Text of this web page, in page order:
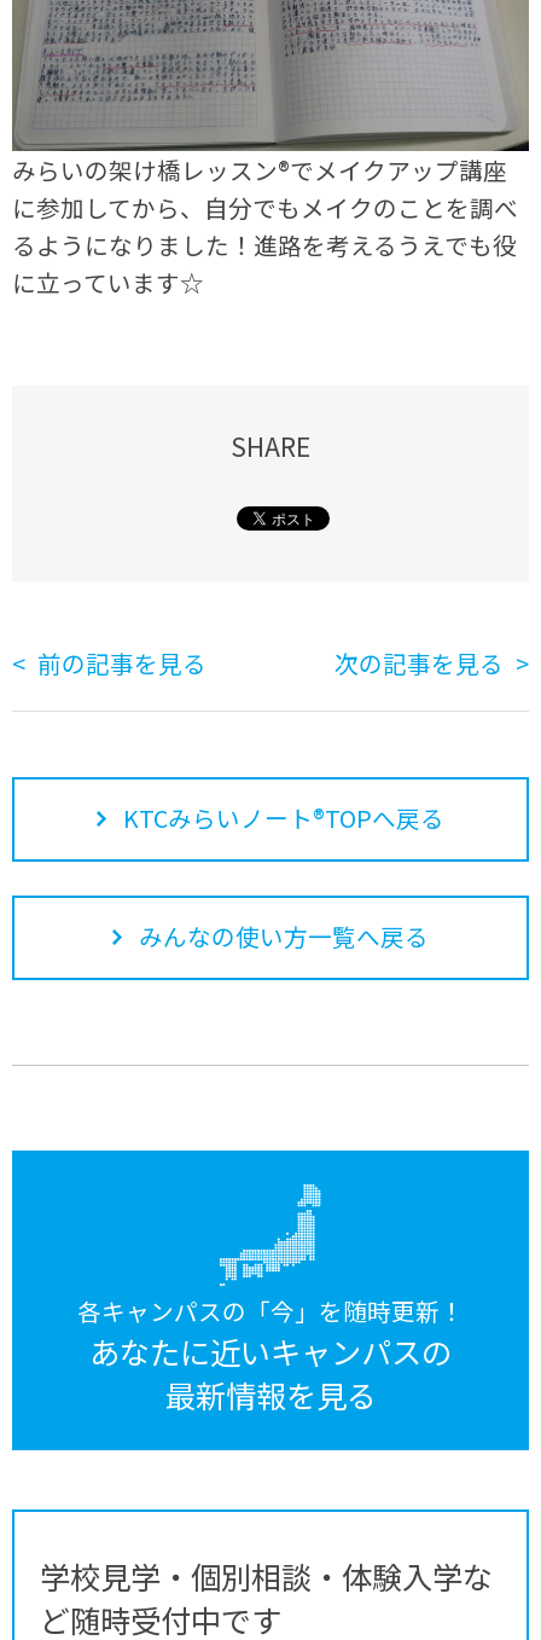
みらいの架け橋レッスン®でメイクアップ講座
に参加してから、自分でもメイクのことを調べ
るようになりました！進路を考えるうえでも役
に立っています☆
SHARE
前の記事を見る 次の記事を見る
KTCみらいノート®TOPへ戻る
みんなの使い方一覧へ戻る
各キャンパスの「今」を随時更新！
あなたに近いキャンパスの
最新情報を見る
学校見学・個別相談・体験入学な
ど随時受付中です